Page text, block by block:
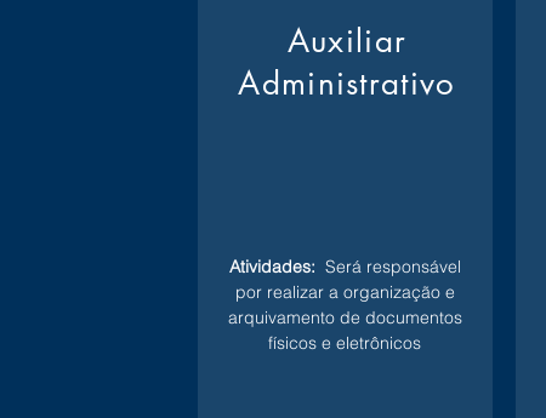
Auxiliar
Administrativo
Atividades: Será responsável
por realizar a organização e
arquivamento de documentos
físicos e eletrônicos